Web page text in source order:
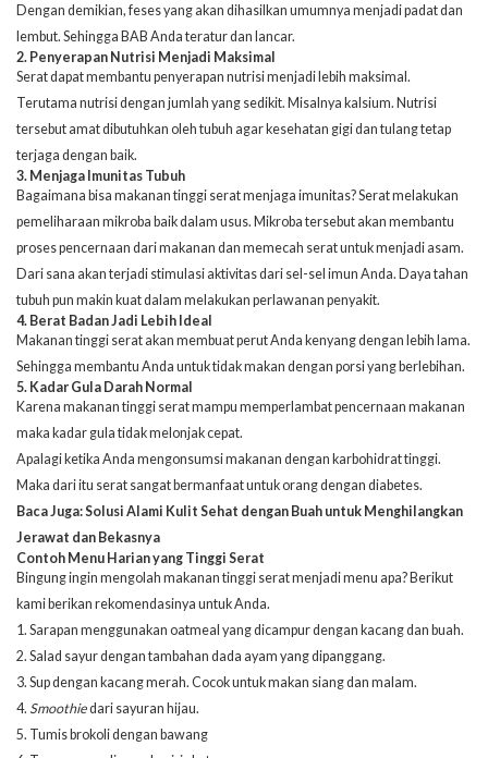
Dengan demikian, feses yang akan dihasilkan umumnya menjadi padat dan
lembut. Sehingga BAB Anda teratur dan lancar.
2. Penyerapan Nutrisi Menjadi Maksimal
Serat dapat membantu penyerapan nutrisi menjadi lebih maksimal.
Terutama nutrisi dengan jumlah yang sedikit. Misalnya kalsium. Nutrisi
tersebut amat dibutuhkan oleh tubuh agar kesehatan gigi dan tulang tetap
terjaga dengan baik.
3. Menjaga Imunitas Tubuh
Bagaimana bisa makanan tinggi serat menjaga imunitas? Serat melakukan
pemeliharaan mikroba baik dalam usus. Mikroba tersebut akan membantu
proses pencernaan dari makanan dan memecah serat untuk menjadi asam.
Dari sana akan terjadi stimulasi aktivitas dari sel-sel imun Anda. Daya tahan
tubuh pun makin kuat dalam melakukan perlawanan penyakit.
4. Berat Badan Jadi Lebih Ideal
Makanan tinggi serat akan membuat perut Anda kenyang dengan lebih lama.
Sehingga membantu Anda untuk tidak makan dengan porsi yang berlebihan.
5. Kadar Gula Darah Normal
Karena makanan tinggi serat mampu memperlambat pencernaan makanan
maka kadar gula tidak melonjak cepat.
Apalagi ketika Anda mengonsumsi makanan dengan karbohidrat tinggi.
Maka dari itu serat sangat bermanfaat untuk orang dengan diabetes.
Baca Juga:Solusi Alami Kulit Sehat dengan Buah untuk Menghilangkan
Jerawat dan Bekasnya
Contoh Menu Harian yang Tinggi Serat
Bingung ingin mengolah makanan tinggi serat menjadi menu apa? Berikut
kami berikan rekomendasinya untuk Anda.
1. Sarapan menggunakan oatmeal yang dicampur dengan kacang dan buah.
2. Salad sayur dengan tambahan dada ayam yang dipanggang.
3. Sup dengan kacang merah. Cocok untuk makan siang dan malam.
4. Smoothiedari sayuran hijau.
5. Tumis brokoli dengan bawang